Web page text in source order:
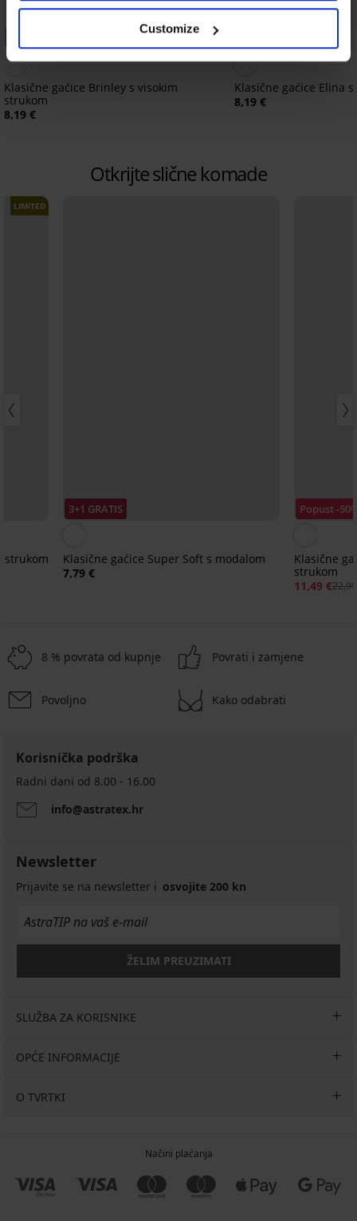
Customize
Klasične gaćice Brinley s visokim
strukom
8,19 €
Klasične gaćice Elina
8,19 €
Otkrijte slične komade
LIMITED
strukom
3+1 GRATIS
Klasične gaćice Super Soft s modalom
7,79 €
Popust -
Klasične
strukom
11,49 €
Klasične
II
modalom
stru...
Klasične
II
s
modalom
...
gaćice
s
13,29
€
€
8 % povrata od kupnje Povrati i zamjene
Povoljno Kako odabrati
Korisnička podrška
Radni dani od 8.00 - 16.00
info@astratex.hr
Newsletter
Prijavite se na newsletter i osvojite 200 kn
ŽELIM PREUZIMATI
SLUŽBA ZA KORISNIKE
OPĆE INFORMACIJE
O TVRTKI
Načini plaćanja